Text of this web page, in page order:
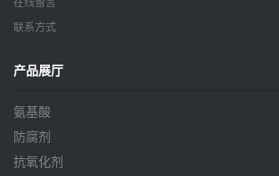
在线留言
联系方式
产品展厅
氨基酸
防腐剂
抗氧化剂